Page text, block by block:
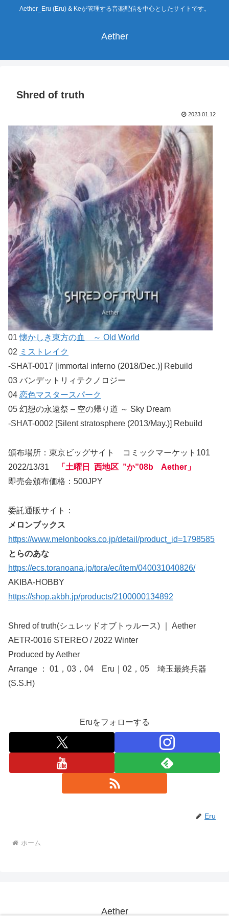
Aether_Eru (Eru) & Keが管理する音楽配信を中心としたサイトです。
Aether
Shred of truth
2023.01.12
01懐かしき東方の血 ～ Old World
02 ミストレイク
-SHAT-0017 [immortal inferno (2018/Dec.)] Rebuild
03 バンデットリィテクノロジー
04 恋色マスタースパーク
05 幻想の永遠祭 – 空の帰り道 ～ Sky Dream
-SHAT-0002 [Silent stratosphere (2013/May.)] Rebuild
頒布場所：東京ビッグサイト コミックマーケット101
2022/13/31
「土曜日 西地区 ”か”08b Aether」
即売会頒布価格：500JPY
委託通販サイト：
メロンブックス
https://www.melonbooks.co.jp/detail/product_id=1798585
とらのあな
https://ecs.toranoana.jp/tora/ec/item/040031040826/
AKIBA-HOBBY
https://shop.akbh.jp/products/2100000134892
Shred of truth(シュレッドオブトゥルース) ｜ Aether
AETR-0016 STEREO / 2022 Winter
Produced by Aether
Arrange ： 01，03，04 Eru｜02，05 埼玉最終兵器
(S.S.H)
Eruをフォローする
Eru
ホーム
Aether